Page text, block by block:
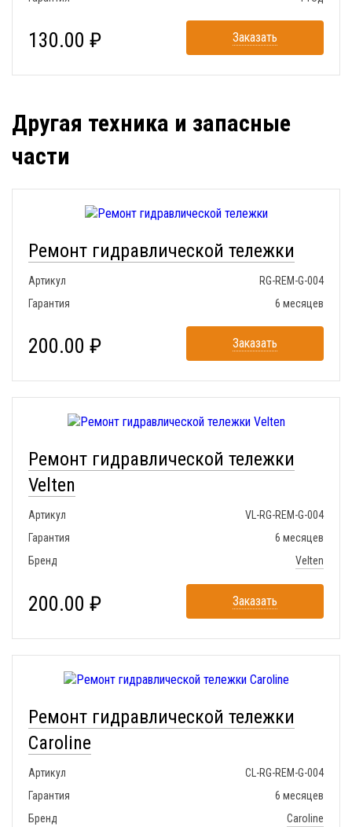
130.00 ₽ Заказать
Другая техника и запасные
части
Ремонт гидравлической тележки
Артикул
RG-REM-G-004
Гарантия
6 месяцев
200.00 ₽ Заказать
Ремонт гидравлической тележки
Velten
Артикул
VL-RG-REM-G-004
Гарантия
6 месяцев
Бренд
Velten
200.00 ₽ Заказать
Ремонт гидравлической тележки
Caroline
Артикул
CL-RG-REM-G-004
Гарантия
6 месяцев
Бренд
Caroline